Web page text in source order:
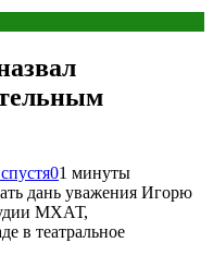
01 минуты
дань уважения Игорю
МХАТ,
в театральное